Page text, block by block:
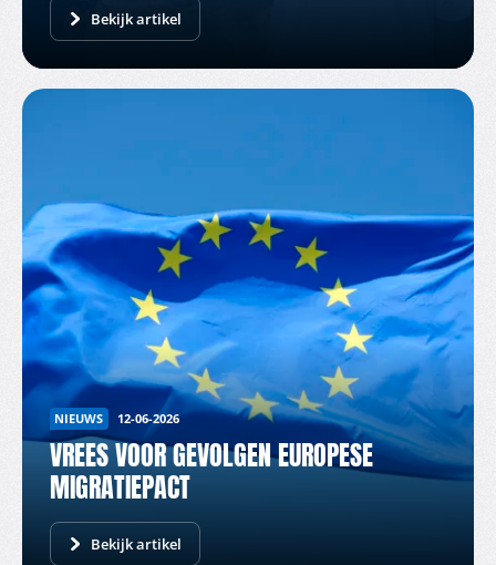
Bekijk artikel
NIEUWS 12-06-2026
VREES VOOR GEVOLGEN EUROPESE
MIGRATIEPACT
Bekijk artikel